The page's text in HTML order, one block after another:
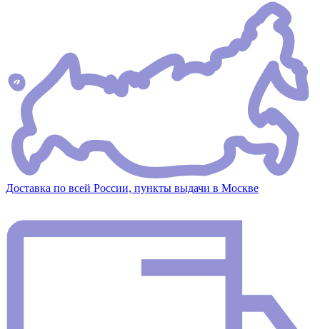
Доставка по всей России, пункты выдачи в Москве